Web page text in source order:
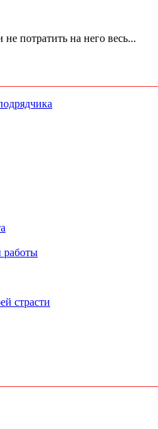
потратить на него весь...
работы
страсти